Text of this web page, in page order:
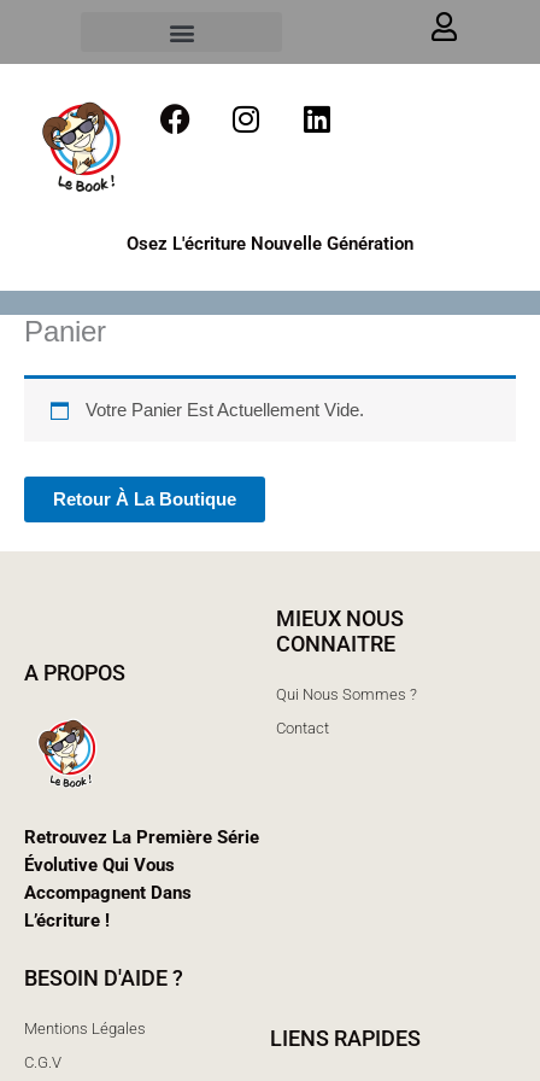
Contenu
F
A
O
O
K
I
N
G
R
A
L
I
D
I
N
Osez L'écriture Nouvelle Génération
Panier
Votre Panier Est Actuellement Vide.
Retour À La Boutique
A PROPOS
Retrouvez La Première Série
Évolutive Qui Vous
Accompagnent Dans
L’écriture !
MIEUX NOUS
CONNAITRE
Qui Nous Sommes ?
Contact
BESOIN D'AIDE ?
Mentions Légales
C.G.V
LIENS RAPIDES